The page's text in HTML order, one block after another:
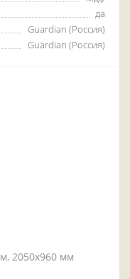
да
Guardian (Россия)
Guardian (Россия)
2050x960 мм